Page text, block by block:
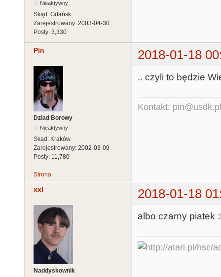
Nieaktywny
Skąd: Gdańsk
Zarejestrowany: 2003-04-30
Posty: 3,330
Pin 2018-01-18
Dziad Borowy
Nieaktywny
Skąd: Kraków
Zarejestrowany: 2002-03-09
Posty: 11,780
.. czyli to będzie
Kontakt: pin@usdk.pl
Strona
xxl 2018-01-18
Naddyskownik
albo czarny piatek